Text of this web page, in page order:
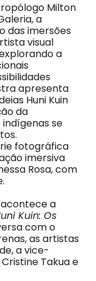
Milton
a
das imersões
visual
a
apresenta
Huni Kuin
da
se
fotográfica
imersiva
Rosa, com
acontece a
Kuin: Os
com o
as artistas
a vice-
Takua e